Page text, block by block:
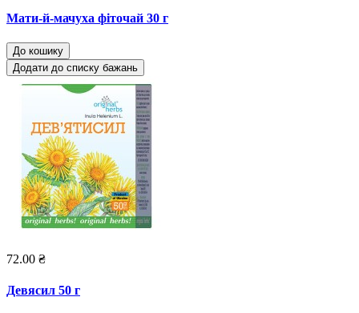
Мати-й-мачуха фіточай 30 г
До кошику
Додати до списку бажань
72.00 ₴
Девясил 50 г